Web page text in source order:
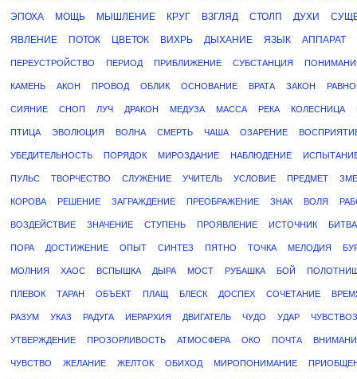
ЭПОХА МОЩЬ МЫШЛЕНИЕ КРУГ ВЗГЛЯД СТОЛП ДУХИ
ЯВЛЕНИЕ ПОТОК ЦВЕТОК ВИХРЬ ДЫХАНИЕ ЯЗЫК АППАРАТ
ПЕРЕУСТРОЙСТВО ПЕРИОД ПРИБЛИЖЕНИЕ СУБСТАНЦИЯ
КАМЕНЬ АКОН ПРОВОД ОБЛИК ОСНОВАНИЕ ВРАТА ЗАКОН
СИЯНИЕ СНОП ЛУЧ ДРАКОН МЕДУЗА МАССА РЕКА КОЛЕСНИЦА
ПТИЦА ЭВОЛЮЦИЯ ВОЛНА СМЕРТЬ ЧАША ОЗАРЕНИЕ
УБЕДИТЕЛЬНОСТЬ ПОРЯДОК МИРОЗДАНИЕ НАБЛЮДЕНИЕ
ПУЛЬС ТВОРЧЕСТВО СЛУЖЕНИЕ УЧИТЕЛЬ УСЛОВИЕ ПРЕДМЕТ
КОРОВА РЕШЕНИЕ ЗАГРАЖДЕНИЕ ПРЕОБРАЖЕНИЕ ЗНАК ВОЛЯ
ВОЗДЕЙСТВИЕ ЗНАЧЕНИЕ СТУПЕНЬ ПРОЯВЛЕНИЕ ИСТОЧНИК БИТВА
ПОРА ДОСТИЖЕНИЕ ОПЫТ СИНТЕЗ ПЯТНО ТОЧКА МЕЛОДИЯ
МОЛНИЯ ХАОС ВСПЫШКА ДЫРА МОСТ РУБАШКА БОЙ
ПЛЕВОК ТАРАН ОБЪЕКТ ПЛАЩ БЛЕСК ДОСПЕХ СОЧЕТАНИЕ
РАЗУМ УКАЗ РАДУГА ИЕРАРХИЯ ДВИГАТЕЛЬ ЧУДО УДАР
УТВЕРЖДЕНИЕ ПРОЗОРЛИВОСТЬ АТМОСФЕРА ОКО ПОЧТА
ЧУВСТВО ЖЕЛАНИЕ ЖЕЛТОК ОБИХОД МИРОПОНИМАНИЕ